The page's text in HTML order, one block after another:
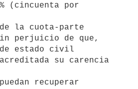
(cincuenta por
perjuicio de que,
su carencia